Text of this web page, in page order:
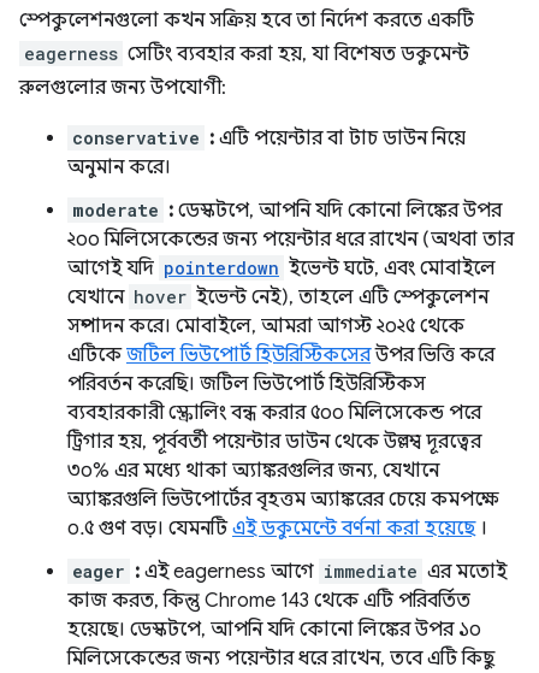
স্পেকুলেশনগুলো কখন সক্রিয় হবে তা নির্দেশ করতে একটি
eagerness সেটিং ব্যবহার করা হয়, যা বিশেষত ডকুমেন্ট
রুলগুলোর জন্য উপযোগী:
conservative : এটি পয়েন্টার বা টাচ ডাউন নিয়ে
অনুমান করে।
moderate : ডেস্কটপে, আপনি যদি কোনো লিঙ্কের উপর
২০০ মিলিসেকেন্ডের জন্য পয়েন্টার ধরে রাখেন (অথবা তার
আগেই যদি pointerdown ইভেন্ট ঘটে, এবং মোবাইলে
যেখানে hover ইভেন্ট নেই), তাহলে এটি স্পেকুলেশন
সম্পাদন করে। মোবাইলে, আমরা আগস্ট ২০২৫ থেকে
এটিকেজটিল ভিউপোর্ট হিউরিস্টিকসেরউপর ভিত্তি করে
পরিবর্তন করেছি। জটিল ভিউপোর্ট হিউরিস্টিকস
ব্যবহারকারী স্ক্রোলিং বন্ধ করার ৫০০ মিলিসেকেন্ড পরে
ট্রিগার হয়, পূর্ববর্তী পয়েন্টার ডাউন থেকে উল্লম্ব দূরত্বের
৩০% এর মধ্যে থাকা অ্যাঙ্করগুলির জন্য, যেখানে
অ্যাঙ্করগুলি ভিউপোর্টের বৃহত্তম অ্যাঙ্করের চেয়ে কমপক্ষে
০.৫ গুণ বড়। যেমনটিএই ডকুমেন্টে বর্ণনা করা হয়েছে।
eager : এই eagerness আগে immediate এর মতোই
কাজ করত, কিন্তু Chrome 143 থেকে এটি পরিবর্তিত
হয়েছে। ডেস্কটপে, আপনি যদি কোনো লিঙ্কের উপর ১০
মিলিসেকেন্ডের জন্য পয়েন্টার ধরে রাখেন, তবে এটি কিছু